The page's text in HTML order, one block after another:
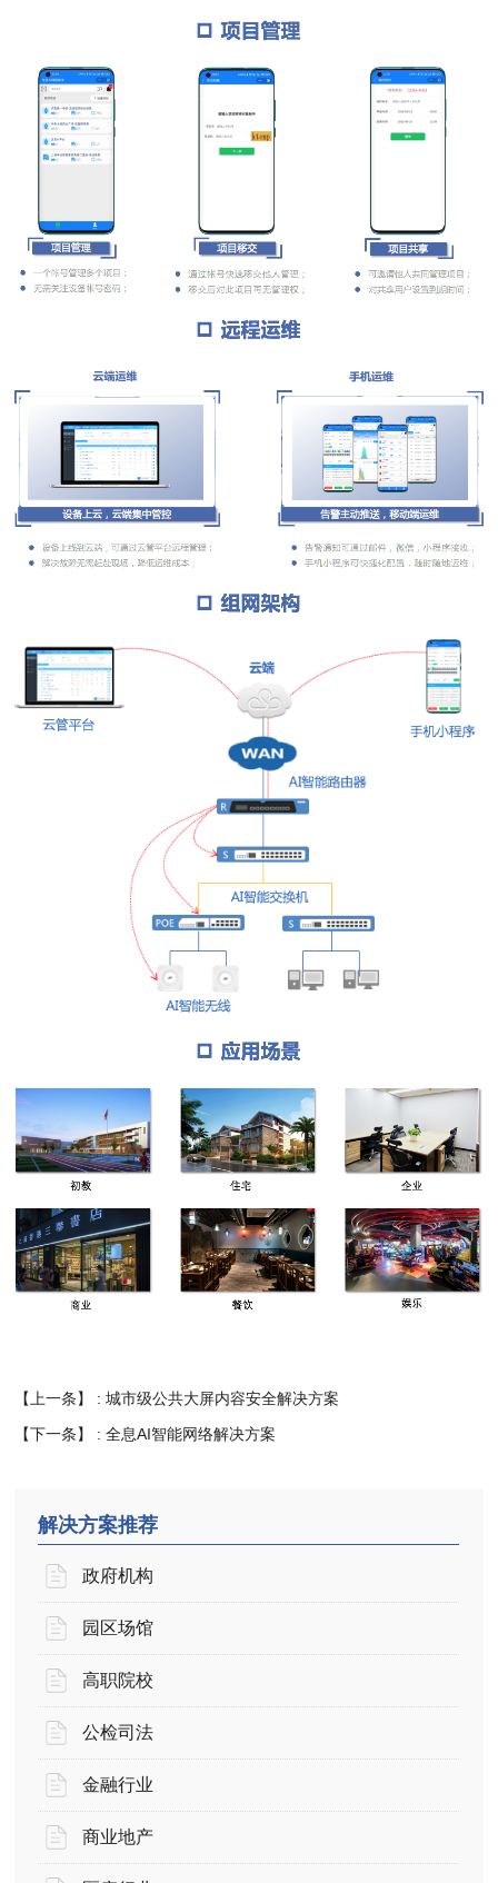
【上一条】 :城市级公共大屏内容安全解决方案
【下一条】 :全息AI智能网络解决方案
解决方案推荐
政府机构
园区场馆
高职院校
公检司法
金融行业
商业地产